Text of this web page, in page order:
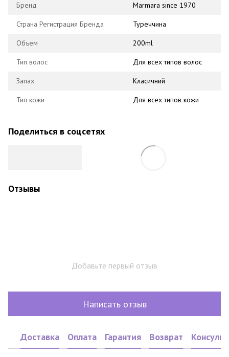
Бренд Marmara since 1970
Страна Регистрация Бренда Туреччина
Объем 200ml
Тип волос Для всех типов волос
Запах Класичний
Тип кожи Для всех типов кожи
Поделиться в соцсетях
Отзывы
Добавьте первый отзыв
Написать отзыв
Доставка Оплата Гарантия Возврат